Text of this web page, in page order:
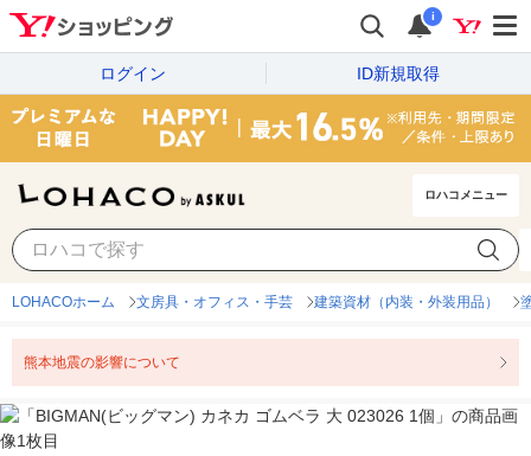
i
ログイン ID新規取得
ロハコメニュー
LOHACOホーム 文房具・オフィス・手芸 建築資材（内装・外装用品）
熊本地震の影響について